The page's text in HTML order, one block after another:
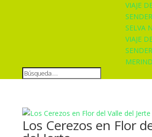
VIAJE
SELVA
VIAJE
Los Cerezos en Flor